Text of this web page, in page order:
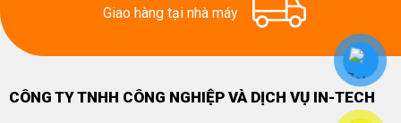
Giao hàng tại nhà máy
CÔNG TY TNHH CÔNG NGHIỆP VÀ DỊCH VỤ IN-TECH